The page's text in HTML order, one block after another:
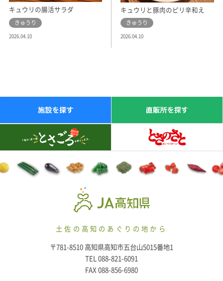
キュウリの腸活サラダ
きゅうり
2026.04.10
キュウリと豚肉のピリ辛和え
きゅうり
2026.04.10
土佐の高知のあぐりの地から
〒781-8510 高知県高知市五台山5015番地1
TEL 088-821-6091
FAX 088-856-6980